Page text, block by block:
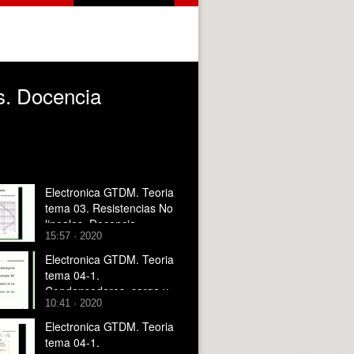
Docencia
Electronica GTDM. Teoria
tema 03. Resistencias No
lineales. Docencia
VIRTUAL.
15:57 · 2020
Electronica GTDM. Teoria
tema 04-1.
Condensadores, carga y
descarga. Docencia
VIRTUAL.
10:41 · 2020
Electronica GTDM. Teoria
tema 04-1.